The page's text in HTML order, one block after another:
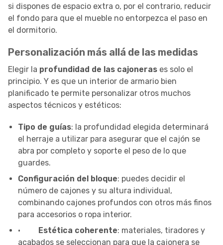
si dispones de espacio extra o, por el contrario, reducir
el fondo para que el mueble no entorpezca el paso en
el dormitorio.
Personalización más allá de las medidas
Elegir la profundidad de las cajoneras es solo el
principio. Y es que un interior de armario bien
planificado te permite personalizar otros muchos
aspectos técnicos y estéticos:
Tipo de guías: la profundidad elegida determinará
el herraje a utilizar para asegurar que el cajón se
abra por completo y soporte el peso de lo que
guardes.
Configuración del bloque: puedes decidir el
número de cajones y su altura individual,
combinando cajones profundos con otros más finos
para accesorios o ropa interior.
·
Estética coherente: materiales, tiradores y
acabados se seleccionan para que la cajonera se